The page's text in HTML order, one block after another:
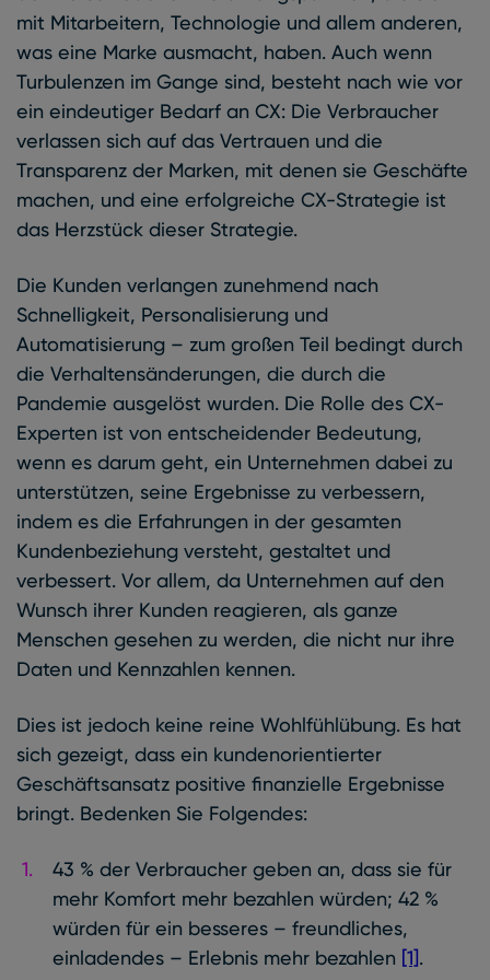
mit Mitarbeitern, Technologie und allem anderen,
was eine Marke ausmacht, haben. Auch wenn
Turbulenzen im Gange sind, besteht nach wie vor
ein eindeutiger Bedarf an CX: Die Verbraucher
verlassen sich auf das Vertrauen und die
Transparenz der Marken, mit denen sie Geschäfte
machen, und eine erfolgreiche CX-Strategie ist
das Herzstück dieser Strategie.
Die Kunden verlangen zunehmend nach
Schnelligkeit, Personalisierung und
Automatisierung – zum großen Teil bedingt durch
die Verhaltensänderungen, die durch die
Pandemie ausgelöst wurden. Die Rolle des CX-
Experten ist von entscheidender Bedeutung,
wenn es darum geht, ein Unternehmen dabei zu
unterstützen, seine Ergebnisse zu verbessern,
indem es die Erfahrungen in der gesamten
Kundenbeziehung versteht, gestaltet und
verbessert. Vor allem, da Unternehmen auf den
Wunsch ihrer Kunden reagieren, als ganze
Menschen gesehen zu werden, die nicht nur ihre
Daten und Kennzahlen kennen.
Dies ist jedoch keine reine Wohlfühlübung. Es hat
sich gezeigt, dass ein kundenorientierter
Geschäftsansatz positive finanzielle Ergebnisse
bringt. Bedenken Sie Folgendes:
43 % der Verbraucher geben an, dass sie für
mehr Komfort mehr bezahlen würden; 42 %
würden für ein besseres – freundliches,
einladendes – Erlebnis mehr bezahlen [1].